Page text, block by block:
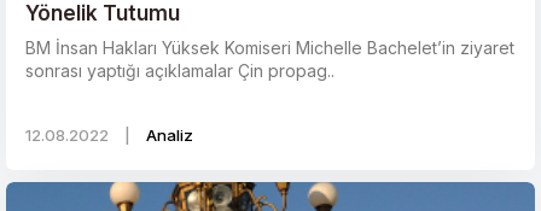
Yönelik Tutumu
BM İnsan Hakları Yüksek Komiseri Michelle Bachelet’in ziyaret
sonrası yaptığı açıklamalar Çin propag..
12.08.2022 Analiz